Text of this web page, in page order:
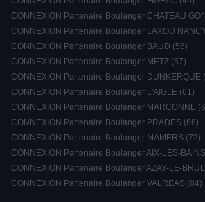
CONNEXION Partenaire Boulanger CHATEAU
CONNEXION Partenaire Boulanger LAXOU
CONNEXION Partenaire Boulanger BAUD (56)
CONNEXION Partenaire Boulanger METZ (57)
CONNEXION Partenaire Boulanger DUNKERQUE
CONNEXION Partenaire Boulanger L'AIGLE (61)
CONNEXION Partenaire Boulanger MARCONNE
CONNEXION Partenaire Boulanger PRADES (66)
CONNEXION Partenaire Boulanger MAMERS (72)
CONNEXION Partenaire Boulanger AIX-LES-
CONNEXION Partenaire Boulanger AZAY-LE-
CONNEXION Partenaire Boulanger VALREAS (84)